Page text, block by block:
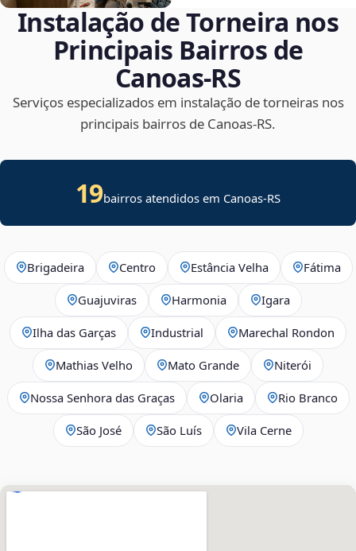
Instalação de Torneira nos
Principais Bairros de
Canoas‑RS
Serviços especializados em instalação de torneiras nos
principais bairros de Canoas‑RS.
19bairros atendidos em Canoas-RS
Brigadeira Centro Estância Velha Fátima
Guajuviras Harmonia Igara
Ilha das Garças Industrial Marechal Rondon
Mathias Velho Mato Grande Niterói
Nossa Senhora das Graças Olaria Rio Branco
São José São Luís Vila Cerne